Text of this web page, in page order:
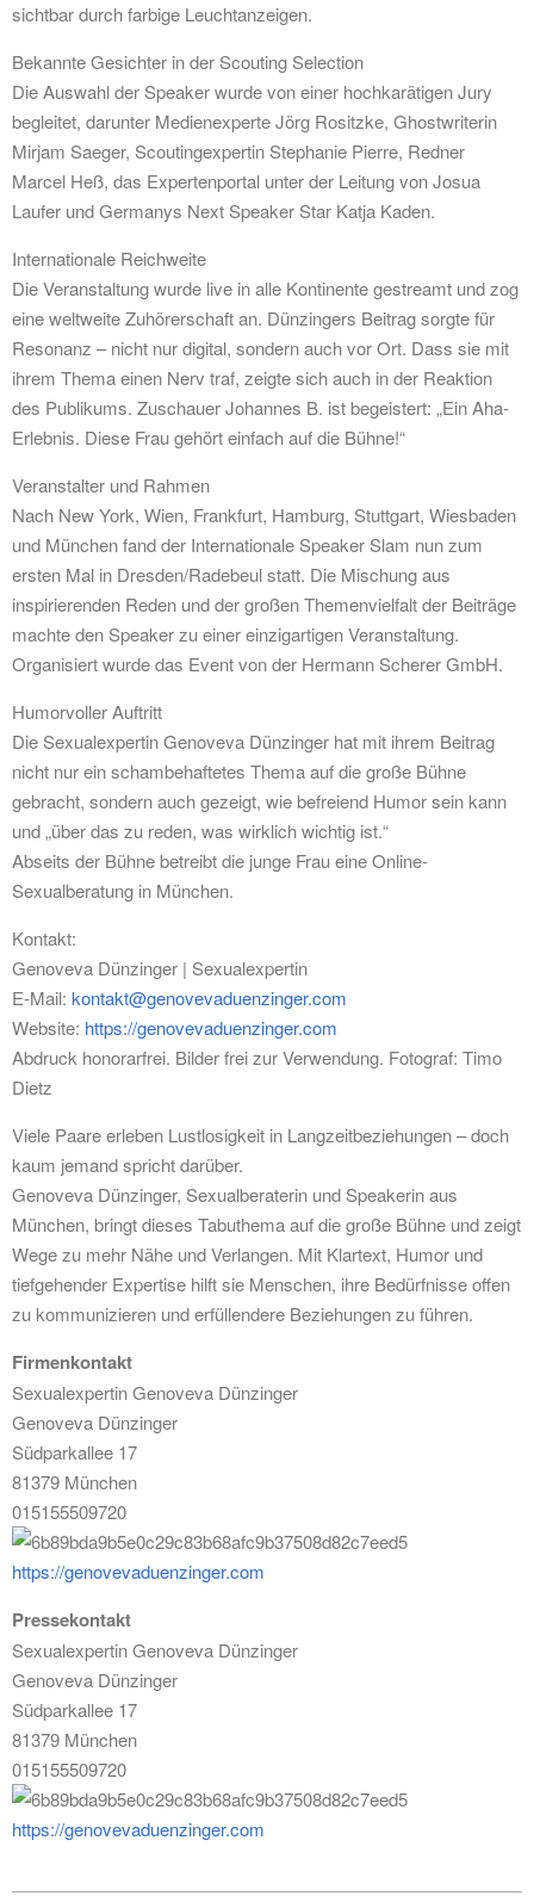
sichtbar durch farbige Leuchtanzeigen.
Bekannte Gesichter in der Scouting Selection
Die Auswahl der Speaker wurde von einer hochkarätigen Jury
begleitet, darunter Medienexperte Jörg Rositzke, Ghostwriterin
Mirjam Saeger, Scoutingexpertin Stephanie Pierre, Redner
Marcel Heß, das Expertenportal unter der Leitung von Josua
Laufer und Germanys Next Speaker Star Katja Kaden.
Internationale Reichweite
Die Veranstaltung wurde live in alle Kontinente gestreamt und zog
eine weltweite Zuhörerschaft an. Dünzingers Beitrag sorgte für
Resonanz – nicht nur digital, sondern auch vor Ort. Dass sie mit
ihrem Thema einen Nerv traf, zeigte sich auch in der Reaktion
des Publikums. Zuschauer Johannes B. ist begeistert: „Ein Aha-
Erlebnis. Diese Frau gehört einfach auf die Bühne!“
Veranstalter und Rahmen
Nach New York, Wien, Frankfurt, Hamburg, Stuttgart, Wiesbaden
und München fand der Internationale Speaker Slam nun zum
ersten Mal in Dresden/Radebeul statt. Die Mischung aus
inspirierenden Reden und der großen Themenvielfalt der Beiträge
machte den Speaker zu einer einzigartigen Veranstaltung.
Organisiert wurde das Event von der Hermann Scherer GmbH.
Humorvoller Auftritt
Die Sexualexpertin Genoveva Dünzinger hat mit ihrem Beitrag
nicht nur ein schambehaftetes Thema auf die große Bühne
gebracht, sondern auch gezeigt, wie befreiend Humor sein kann
und „über das zu reden, was wirklich wichtig ist.“
Abseits der Bühne betreibt die junge Frau eine Online-
Sexualberatung in München.
Kontakt:
Genoveva Dünzinger | Sexualexpertin
E-Mail: kontakt@genovevaduenzinger.com
Website: https://genovevaduenzinger.com
Abdruck honorarfrei. Bilder frei zur Verwendung. Fotograf: Timo
Dietz
Viele Paare erleben Lustlosigkeit in Langzeitbeziehungen – doch
kaum jemand spricht darüber.
Genoveva Dünzinger, Sexualberaterin und Speakerin aus
München, bringt dieses Tabuthema auf die große Bühne und zeigt
Wege zu mehr Nähe und Verlangen. Mit Klartext, Humor und
tiefgehender Expertise hilft sie Menschen, ihre Bedürfnisse offen
zu kommunizieren und erfüllendere Beziehungen zu führen.
Firmenkontakt
Sexualexpertin Genoveva Dünzinger
Genoveva Dünzinger
Südparkallee 17
81379 München
015155509720
https://genovevaduenzinger.com
Pressekontakt
Sexualexpertin Genoveva Dünzinger
Genoveva Dünzinger
Südparkallee 17
81379 München
015155509720
https://genovevaduenzinger.com